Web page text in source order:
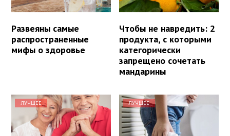
Развеяны самые
распространенные
мифы о здоровье
Чтобы не навредить: 2
продукта, с которыми
категорически
запрещено сочетать
мандарины
ЛУЧШЕЕ ЛУЧШЕЕ